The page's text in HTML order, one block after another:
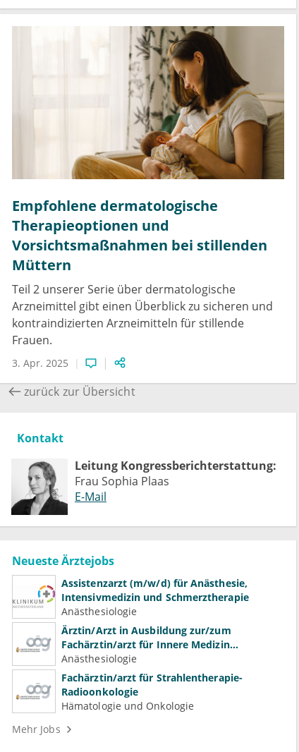
Empfohlene dermatologische
Therapieoptionen und
Vorsichtsmaßnahmen bei stillenden
Müttern
Teil 2 unserer Serie über dermatologische
Arzneimittel gibt einen Überblick zu sicheren und
kontraindizierten Arzneimitteln für stillende
Frauen.
3. Apr. 2025
zurück zur Übersicht
Kontakt
Leitung Kongressberichterstattung:
Frau Sophia Plaas
E-Mail
Neueste Ärztejobs
Assistenzarzt (m/w/d) für Anästhesie,
Intensivmedizin und Schmerztherapie
Anästhesiologie
Ärztin/Arzt in Ausbildung zur/zum
Fachärztin/arzt für Innere Medizin
(Kardiologie, Nephrologie, Intensivmedizin)
Anästhesiologie
Fachärztin/arzt für Strahlentherapie-
Radioonkologie
Hämatologie und Onkologie
Mehr Jobs